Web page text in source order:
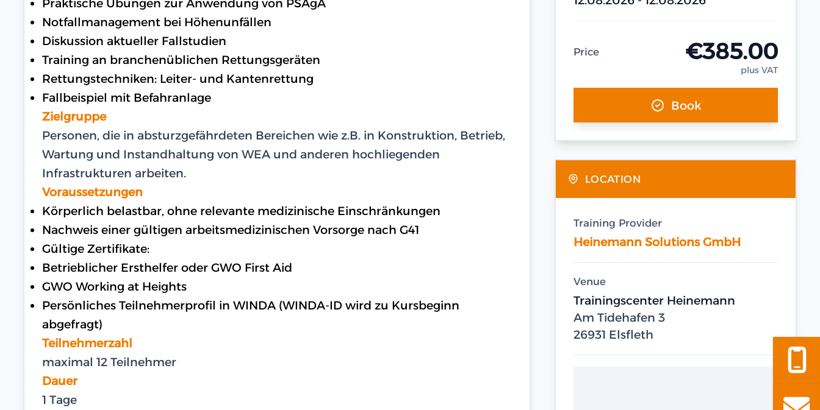
Notfallmanagement bei Höhenunfällen
Diskussion aktueller Fallstudien
Training an branchenüblichen Rettungsgeräten
Rettungstechniken: Leiter- und Kantenrettung
Fallbeispiel mit Befahranlage
Zielgruppe
Personen, die in absturzgefährdeten Bereichen wie z.B. in Konstruktion, Betrieb,
Wartung und Instandhaltung von WEA und anderen hochliegenden
Infrastrukturen arbeiten.
Voraussetzungen
Körperlich belastbar, ohne relevante medizinische Einschränkungen
Nachweis einer gültigen arbeitsmedizinischen Vorsorge nach G41
Gültige Zertifikate:
Betrieblicher Ersthelfer oder GWO First Aid
GWO Working at Heights
Persönliches Teilnehmerprofil in WINDA (WINDA-ID wird zu Kursbeginn
abgefragt)
Teilnehmerzahl
maximal 12 Teilnehmer
Dauer
1 Tage
Price €385.00
plus VAT
Book
LOCATION
Training Provider
Heinemann Solutions GmbH
Venue
Trainingscenter Heinemann
Am Tidehafen 3
26931 Elsfleth